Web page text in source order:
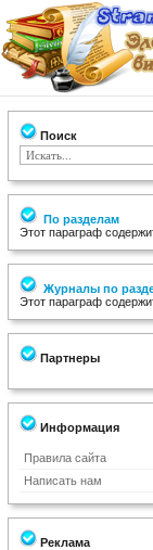
Поиск
По разделам
Этот параграф
Журналы по
Этот параграф
Партнеры
Информация
Правила сайта
Написать нам
Реклама